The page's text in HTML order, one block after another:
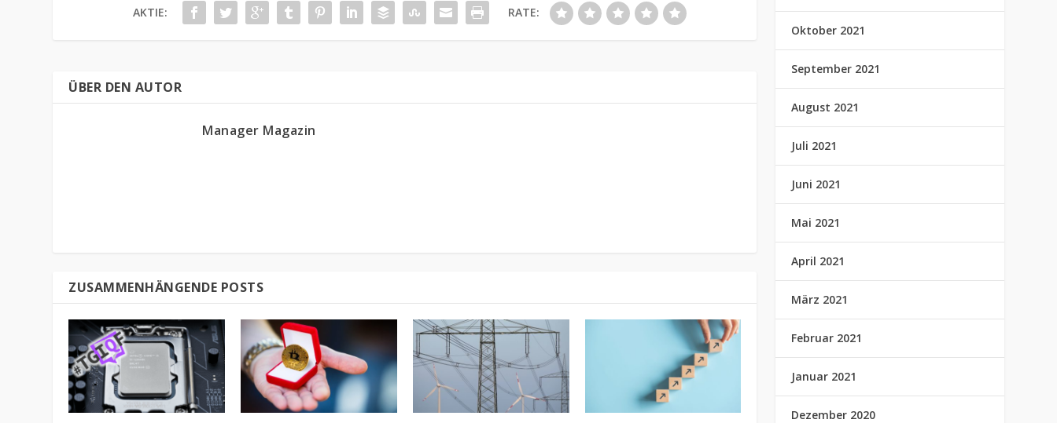
AKTIE: RATE:
ÜBER DEN AUTOR
Manager Magazin
ZUSAMMENHÄNGENDE POSTS
Oktober 2021
September 2021
August 2021
Juli 2021
Juni 2021
Mai 2021
April 2021
März 2021
Februar 2021
Januar 2021
Dezember 2020